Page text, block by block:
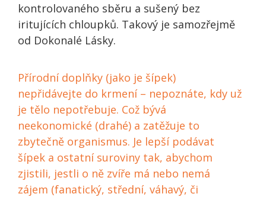
kontrolovaného sběru a sušený bez
iritujících chloupků. Takový je samozřejmě
od Dokonalé Lásky.
Přírodní doplňky (jako je šípek)
nepřidávejte do krmení – nepoznáte, kdy už
je tělo nepotřebuje. Což bývá
neekonomické (drahé) a zatěžuje to
zbytečně organismus. Je lepší podávat
šípek a ostatní suroviny tak, abychom
zjistili, jestli o ně zvíře má nebo nemá
zájem (fanatický, střední, váhavý, či